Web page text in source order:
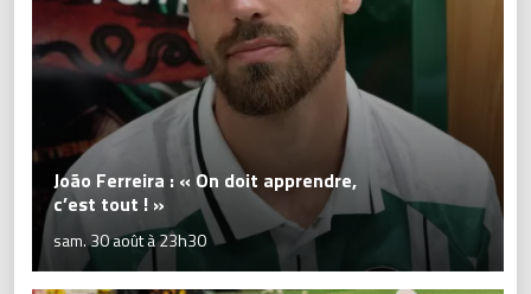
João Ferreira : « On doit apprendre,
c’est tout ! »
sam. 30 août à 23h30